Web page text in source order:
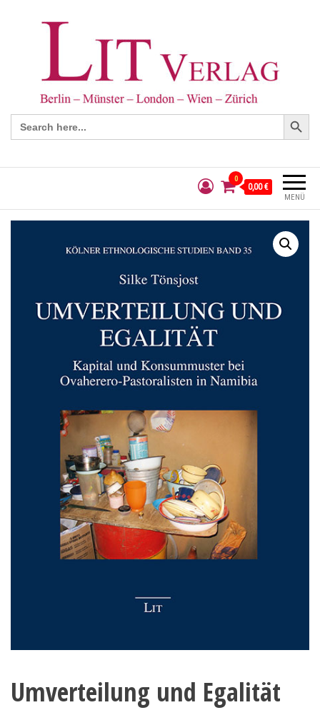
Search
for:
Search Button
MENÜ
0
0,00 €
Umverteilung und Egalität